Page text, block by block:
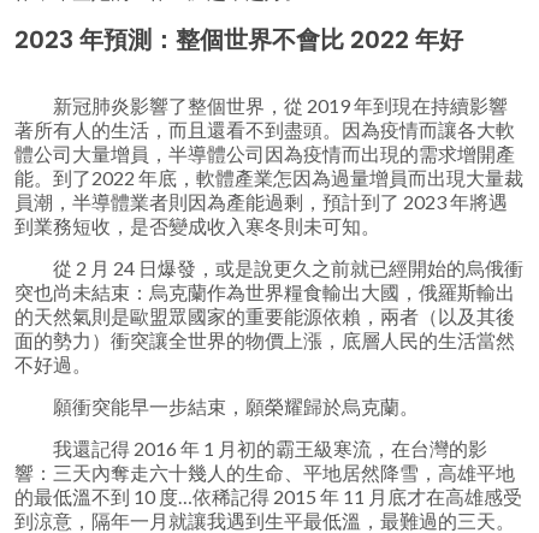
2023 年預測：整個世界不會比 2022 年好
新冠肺炎影響了整個世界，從 2019 年到現在持續影響
著所有人的生活，而且還看不到盡頭。因為疫情而讓各大軟
體公司大量增員，半導體公司因為疫情而出現的需求增開產
能。到了2022 年底，軟體產業怎因為過量增員而出現大量裁
員潮，半導體業者則因為產能過剩，預計到了 2023 年將遇
到業務短收，是否變成收入寒冬則未可知。
從 2 月 24 日爆發，或是說更久之前就已經開始的烏俄衝
突也尚未結束：烏克蘭作為世界糧食輸出大國，俄羅斯輸出
的天然氣則是歐盟眾國家的重要能源依賴，兩者（以及其後
面的勢力）衝突讓全世界的物價上漲，底層人民的生活當然
不好過。
願衝突能早一步結束，願榮耀歸於烏克蘭。
我還記得 2016 年 1 月初的霸王級寒流，在台灣的影
響：三天內奪走六十幾人的生命、平地居然降雪，高雄平地
的最低溫不到 10 度…依稀記得 2015 年 11 月底才在高雄感受
到涼意，隔年一月就讓我遇到生平最低溫，最難過的三天。